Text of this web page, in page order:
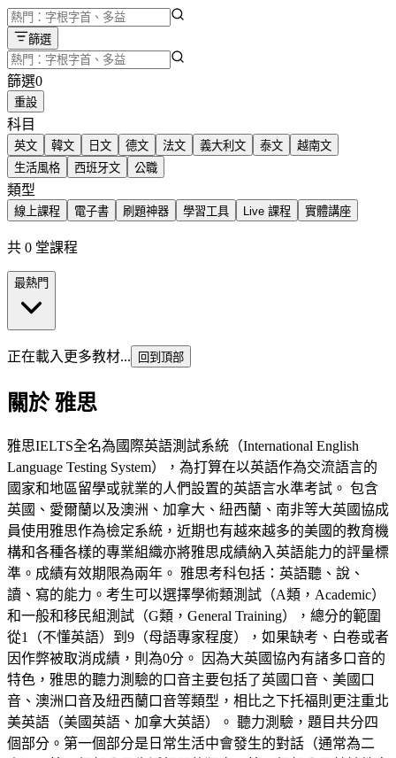
篩選
篩選0
重設
科目
英文 韓文 日文 德文 法文 義大利文 泰文
越南文
生活風格
西班牙文 公職
類型
線上課程 電子書 刷題神器 學習工具 Live 課程 實體講座
共 0 堂課程
最熱門
正在載入更多教材... 回到頂部
關於 雅思
雅思IELTS全名為國際英語測試系統（International English
Language Testing System），為打算在以英語作為交流語言的
國家和地區留學或就業的人們設置的英語言水準考試。 包含
英國、愛爾蘭以及澳洲、加拿大、紐西蘭、南非等大英國協成
員使用雅思作為檢定系統，近期也有越來越多的美國的教育機
構和各種各樣的專業組織亦將雅思成績納入英語能力的評量標
準。成績有效期限為兩年。 雅思考科包括：英語聽、說、
讀、寫的能力。考生可以選擇學術類測試（A類，Academic）
和一般和移民組測試（G類，General Training），總分的範圍
從1（不懂英語）到9（母語專家程度），如果缺考、白卷或者
因作弊被取消成績，則為0分。 因為大英國協內有諸多口音的
特色，雅思的聽力測驗的口音主要包括了英國口音、美國口
音、澳洲口音及紐西蘭口音等類型，相比之下托福則更注重北
美英語（美國英語、加拿大英語）。 聽力測驗，題目共分四
個部分。第一個部分是日常生活中會發生的對話（通常為二